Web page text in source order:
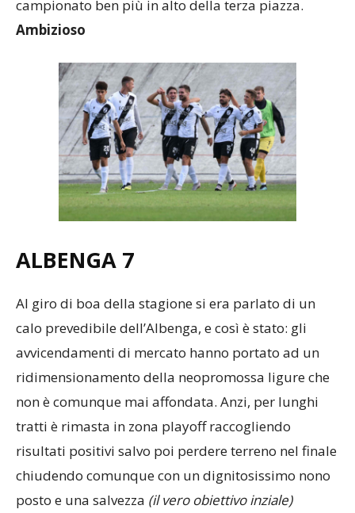
campionato ben più in alto della terza piazza.
Ambizioso
ALBENGA 7
Al giro di boa della stagione si era parlato di un
calo prevedibile dell’Albenga, e così è stato: gli
avvicendamenti di mercato hanno portato ad un
ridimensionamento della neopromossa ligure che
non è comunque mai affondata. Anzi, per lunghi
tratti è rimasta in zona playoff raccogliendo
risultati positivi salvo poi perdere terreno nel finale
chiudendo comunque con un dignitosissimo nono
posto e una salvezza (il vero obiettivo inziale)